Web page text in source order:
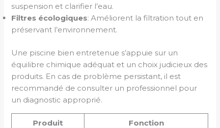
suspension et clarifier l’eau.
Filtres écologiques: Améliorent la filtration tout en
préservant l’environnement.
Une piscine bien entretenue s’appuie sur un
équilibre chimique adéquat et un choix judicieux des
produits. En cas de problème persistant, il est
recommandé de consulter un professionnel pour
un diagnostic approprié.
Produit Fonction